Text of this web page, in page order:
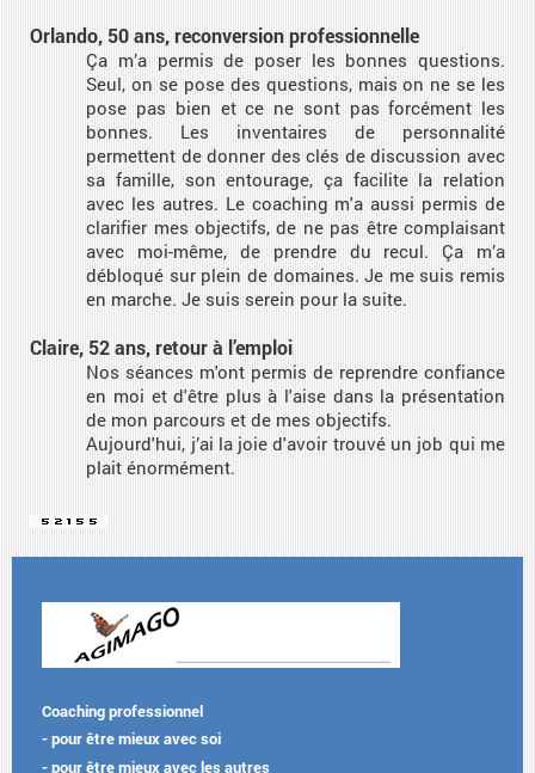
Orlando, 50 ans, reconversion professionnelle
Ça m’a permis de poser les bonnes questions.
Seul, on se pose des questions, mais on ne se les
pose pas bien et ce ne sont pas forcément les
bonnes. Les inventaires de personnalité
permettent de donner des clés de discussion avec
sa famille, son entourage, ça facilite la relation
avec les autres. Le coaching m'a aussi permis de
clarifier mes objectifs, de ne pas être complaisant
avec moi-même, de prendre du recul. Ça m’a
débloqué sur plein de domaines. Je me suis remis
en marche. Je suis serein pour la suite.
Claire, 52 ans, retour à l’emploi
Nos séances m'ont permis de reprendre confiance
en moi et d'être plus à l'aise dans la présentation
de mon parcours et de mes objectifs.
Aujourd'hui, j’ai la joie d'avoir trouvé un job qui me
plait énormément.
Coaching professionnel
- pour être mieux avec soi
- pour être mieux avec les autres